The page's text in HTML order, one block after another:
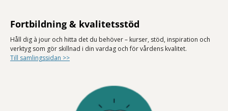
Fortbildning & kvalitetsstöd
Håll dig à jour och hitta det du behöver – kurser, stöd, inspiration och
verktyg som gör skillnad i din vardag och för vårdens kvalitet.
Till samlingssidan >>